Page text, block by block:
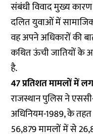
संबंधी विवाद मुख्य कारण
दलित युवाओं में
वह अपने अधिकारों की
कथित ऊंची जातियों के
है.
47 प्रतिशत मामलों में
राजस्थान पुलिस ने
अधिनियम-1989, के
56,879 मामलों में से